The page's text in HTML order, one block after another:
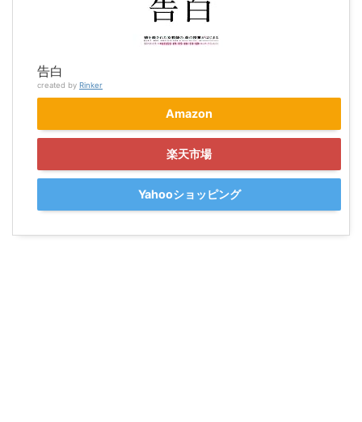
告白
created by Rinker
Amazon
楽天市場
Yahooショッピング